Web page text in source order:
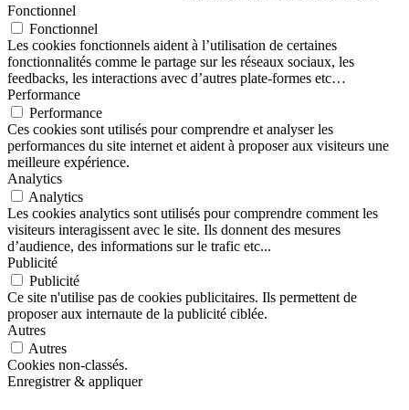
Fonctionnel
Fonctionnel
Les cookies fonctionnels aident à l’utilisation de certaines
fonctionnalités comme le partage sur les réseaux sociaux, les
feedbacks, les interactions avec d’autres plate-formes etc…
Performance
Performance
Ces cookies sont utilisés pour comprendre et analyser les
performances du site internet et aident à proposer aux visiteurs une
meilleure expérience.
Analytics
Analytics
Les cookies analytics sont utilisés pour comprendre comment les
visiteurs interagissent avec le site. Ils donnent des mesures
d’audience, des informations sur le trafic etc...
Publicité
Publicité
Ce site n'utilise pas de cookies publicitaires. Ils permettent de
proposer aux internaute de la publicité ciblée.
Autres
Autres
Cookies non-classés.
Enregistrer & appliquer